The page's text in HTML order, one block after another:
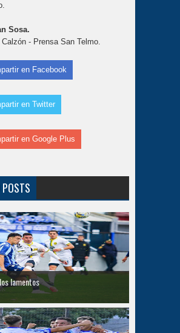
Sosa.
- Prensa San Telmo.
en Facebook
en Twitter
en Google Plus
POSTS
lamentos